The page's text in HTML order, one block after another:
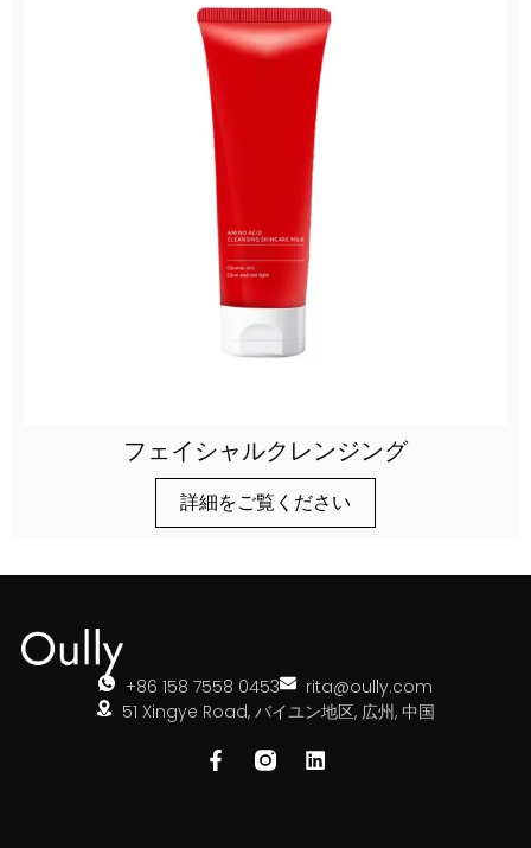
フェイシャルクレンジング
詳細をご覧ください
+86 158 7558 0453
rita@oully.com
51 Xingye Road, バイユン地区, 広州, 中国